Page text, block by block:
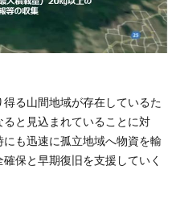
る山間地域が存在しているた
と見込まれていることに対
も迅速に孤立地域へ物資を輸
保と早期復旧を支援していく